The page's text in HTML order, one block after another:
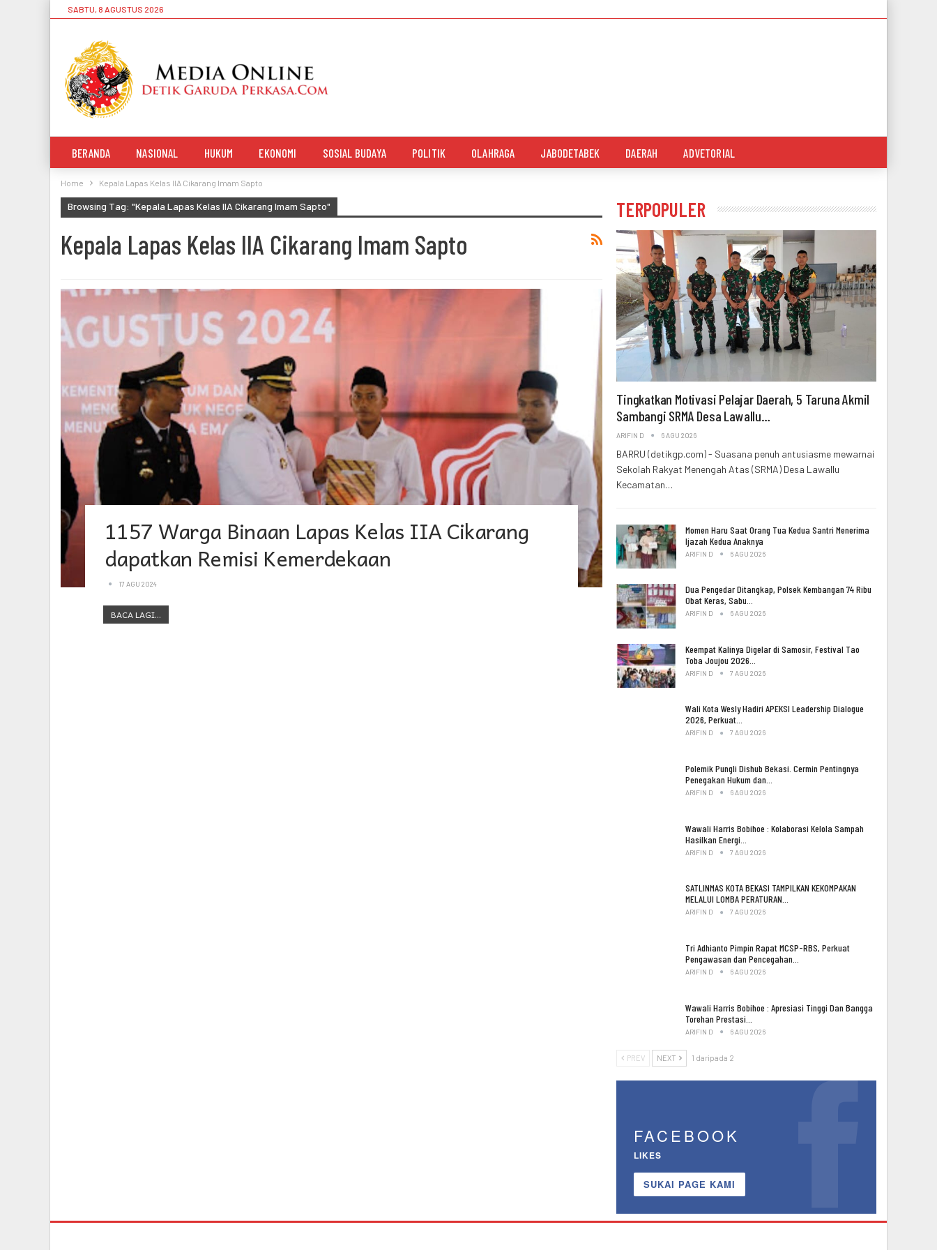
SABTU, 8 AGUSTUS 2026
BERANDA NASIONAL HUKUM EKONOMI SOSIAL BUDAYA POLITIK OLAHRAGA JABODETABEK DAERAH ADVETORIAL
Home Kepala Lapas Kelas IIA Cikarang Imam Sapto
Browsing Tag: "Kepala Lapas Kelas IIA Cikarang Imam Sapto"
Kepala Lapas Kelas IIA Cikarang Imam Sapto
1157 Warga Binaan Lapas Kelas IIA Cikarang
dapatkan Remisi Kemerdekaan
17 AGU 2024
BACA LAGI...
TERPOPULER
Tingkatkan Motivasi Pelajar Daerah, 5 Taruna Akmil
Sambangi SRMA Desa Lawallu…
ARIFIN D 6 AGU 2026
BARRU (detikgp.com) - Suasana penuh antusiasme mewarnai
Sekolah Rakyat Menengah Atas (SRMA) Desa Lawallu
Kecamatan…
Momen Haru Saat Orang Tua Kedua Santri Menerima
Ijazah Kedua Anaknya
ARIFIN D 6 AGU 2026
Dua Pengedar Ditangkap, Polsek Kembangan 74 Ribu
Obat Keras, Sabu…
ARIFIN D 6 AGU 2026
Keempat Kalinya Digelar di Samosir, Festival Tao
Toba Joujou 2026…
ARIFIN D 7 AGU 2026
Wali Kota Wesly Hadiri APEKSI Leadership Dialogue
2026, Perkuat…
ARIFIN D 7 AGU 2026
Polemik Pungli Dishub Bekasi. Cermin Pentingnya
Penegakan Hukum dan…
ARIFIN D 6 AGU 2026
Wawali Harris Bobihoe : Kolaborasi Kelola Sampah
Hasilkan Energi…
ARIFIN D 7 AGU 2026
SATLINMAS KOTA BEKASI TAMPILKAN KEKOMPAKAN
MELALUI LOMBA PERATURAN…
ARIFIN D 7 AGU 2026
Tri Adhianto Pimpin Rapat MCSP-RBS, Perkuat
Pengawasan dan Pencegahan…
ARIFIN D 6 AGU 2026
Wawali Harris Bobihoe : Apresiasi Tinggi Dan Bangga
Torehan Prestasi…
ARIFIN D 6 AGU 2026
PREV NEXT 1 daripada 2
FACEBOOK
LIKES
SUKAI PAGE KAMI